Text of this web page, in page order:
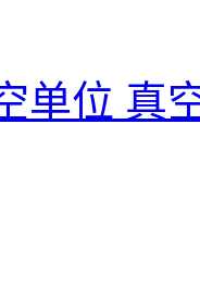
单位 真